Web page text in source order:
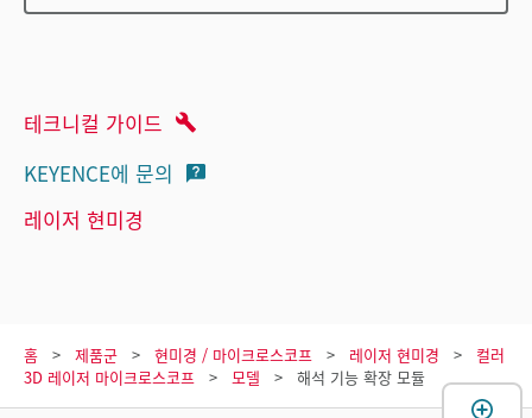
테크니컬 가이드
KEYENCE에 문의
레이저 현미경
홈 제품군 현미경 / 마이크로스코프 레이저 현미경
컬러
3D 레이저 마이크로스코프
모델 해석 기능 확장 모듈